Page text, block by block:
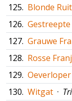
125. Blonde
126.
127. Grauwe
128. Rosse
129. Oeverloper
130. Witgat ·